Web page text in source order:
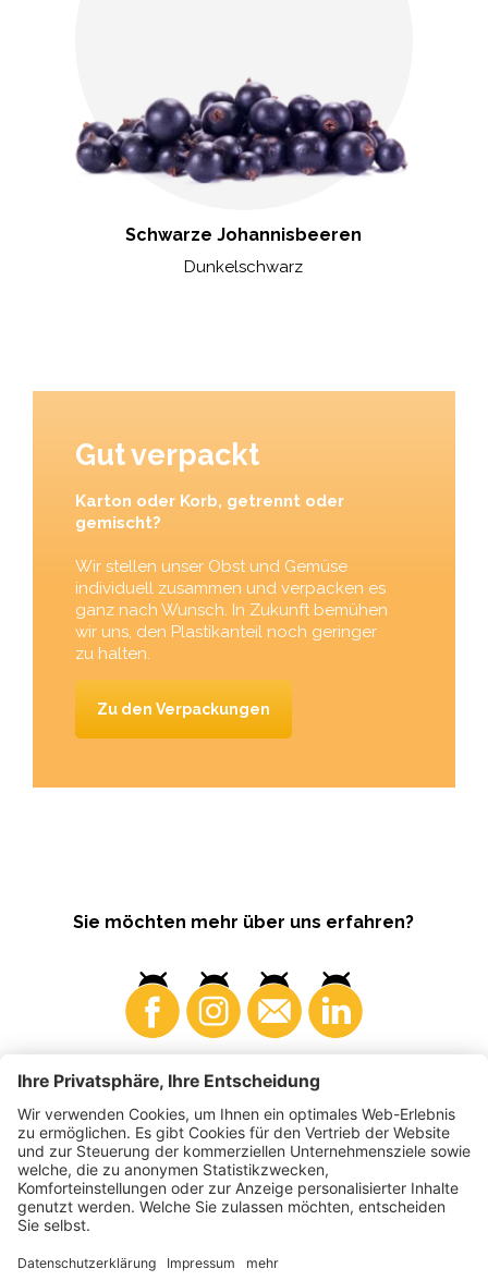
Schwarze Johannisbeeren
Dunkelschwarz
Gut verpackt
Karton oder Korb, getrennt oder
gemischt?
Wir stellen unser Obst und Gemüse
individuell zusammen und verpacken es
ganz nach Wunsch. In Zukunft bemühen
wir uns, den Plastikanteil noch geringer
zu halten.
Zu den Verpackungen
Sie möchten mehr über uns erfahren?
Konsumenten Produzenten
2026 VI.P Gen. landw. Gesellschaft